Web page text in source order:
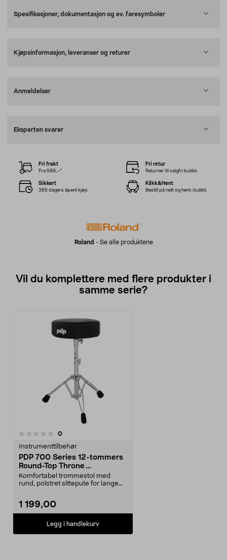
Spesifikasjoner, dokumentasjon og ev. faresymboler
Kjøpsinformasjon, leveranser og returer
Anmeldelser
Eksperten svarer
Roland - Se alle produktene
Fri frakt
Fra 599,–*
Fri retur
Returner til valgfri butikk
Sikkert
365 dagers åpent kjøp
Klikk&Hent
Bestill på nett og hent i butikk
Vil du komplettere med flere produkter i
samme serie?
0anmeldelser
Instrumenttilbehør
PDP 700 Series 12-tommers
Round-Top Throne
trommestol, PDDT710R
Komfortabel trommestol med
rund, polstret sittepute for lange
1 199,00
Legg i handlekurv